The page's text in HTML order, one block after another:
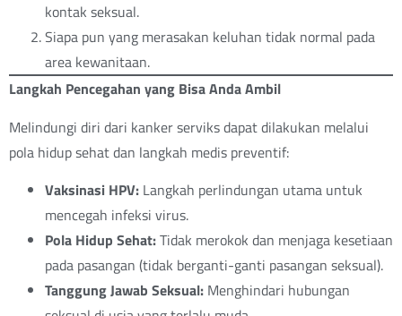
kontak seksual.
Siapa pun yang merasakan keluhan tidak normal pada
area kewanitaan.
Langkah Pencegahan yang Bisa Anda Ambil
Melindungi diri dari kanker serviks dapat dilakukan melalui
pola hidup sehat dan langkah medis preventif:
Vaksinasi HPV: Langkah perlindungan utama untuk
mencegah infeksi virus.
Pola Hidup Sehat:Tidak merokok dan menjaga kesetiaan
pada pasangan (tidak berganti-ganti pasangan seksual).
Tanggung Jawab Seksual: Menghindari hubungan